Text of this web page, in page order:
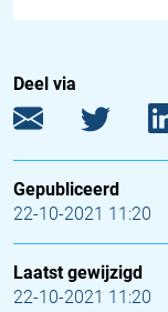
Deel via
Gepubliceerd
22-10-2021 11:20
Laatst gewijzigd
22-10-2021 11:20